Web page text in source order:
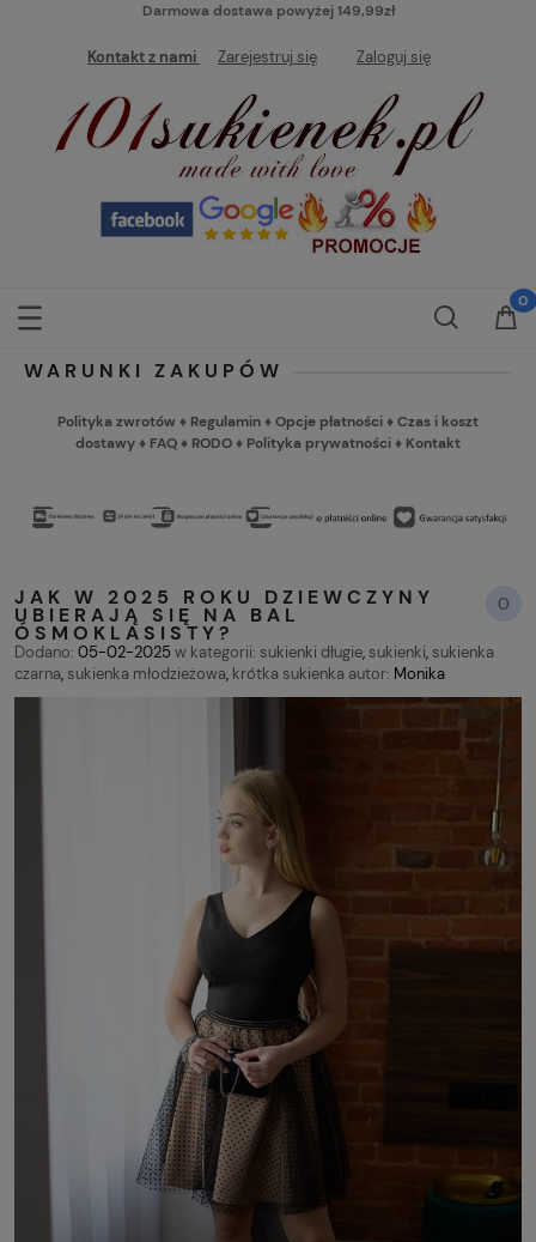
Darmowa dostawa powyżej 149,99zł
Kontakt z nami Zarejestruj się Zaloguj się
WARUNKI ZAKUPÓW
Polityka zwrotów ♦ Regulamin♦Opcje płatności♦Czas i koszt
dostawy♦ FAQ♦ RODO♦ Polityka prywatności♦ Kontakt
JAK W 2025 ROKU DZIEWCZYNY
UBIERAJĄ SIĘ NA BAL
ÓSMOKLASISTY?
0
Dodano: 05-02-2025w kategorii: sukienki długie, sukienki, sukienka
czarna, sukienka młodzieżowa, krótka sukienka autor: Monika